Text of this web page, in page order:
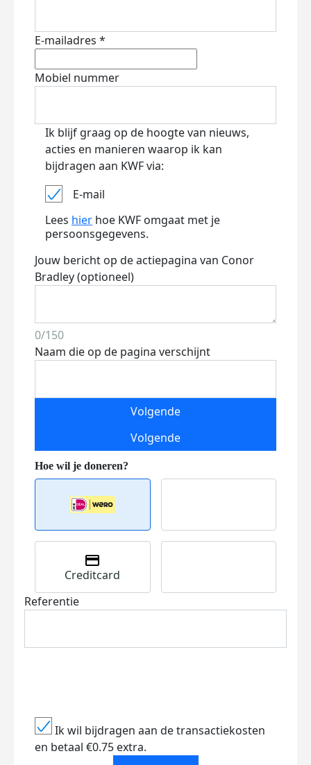
E-mailadres *
Mobiel nummer
Ik blijf graag op de hoogte van nieuws,
acties en manieren waarop ik kan
bijdragen aan KWF via:
E-mail
Lees hier hoe KWF omgaat met je
persoonsgegevens.
Jouw bericht op de actiepagina van Conor
Bradley (optioneel)
0/150
Naam die op de pagina verschijnt
Volgende
Volgende
Creditcard
Referentie
Ik wil bijdragen aan de transactiekosten
en betaal €0.75 extra.